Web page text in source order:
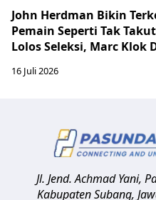
John Herdman Bikin
Pemain Seperti Tak
Lolos Seleksi, Marc Klok
16 Juli 2026
Jl. Jend. Achmad Yani,
Kabupaten Subang,